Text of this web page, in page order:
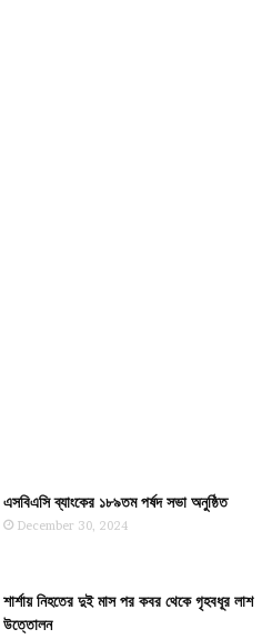
এসবিএসি ব্যাংকের ১৮৯তম পর্ষদ সভা অনুষ্ঠিত
December 30, 2024
শার্শায় নিহতের দুই মাস পর কবর থেকে গৃহবধূর লাশ
উত্তোলন